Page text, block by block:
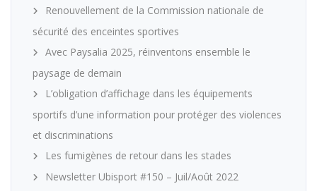
Renouvellement de la Commission nationale de
sécurité des enceintes sportives
Avec Paysalia 2025, réinventons ensemble le
paysage de demain
L’obligation d’affichage dans les équipements
sportifs d’une information pour protéger des violences
et discriminations
Les fumigènes de retour dans les stades
Newsletter Ubisport #150 – Juil/Août 2022